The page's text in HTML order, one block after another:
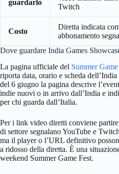
guardarlo
Twitch
Costo
Diretta indicata
abbonamento
Dove guardare India Games
La pagina ufficiale del Summer
riporta data, orario e scheda
del 6 giugno la pagina descrive
indie nuovi o in arrivo dall’India e
per chi guarda dall’Italia.
Per i link video diretti conviene
di settore segnalano YouTube e
ma il player o l’URL definitivo
a ridosso della diretta. È una
weekend Summer Game Fest.